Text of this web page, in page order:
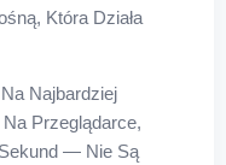
Która Działa
Najbardziej
Przeglądarce,
— Nie Są